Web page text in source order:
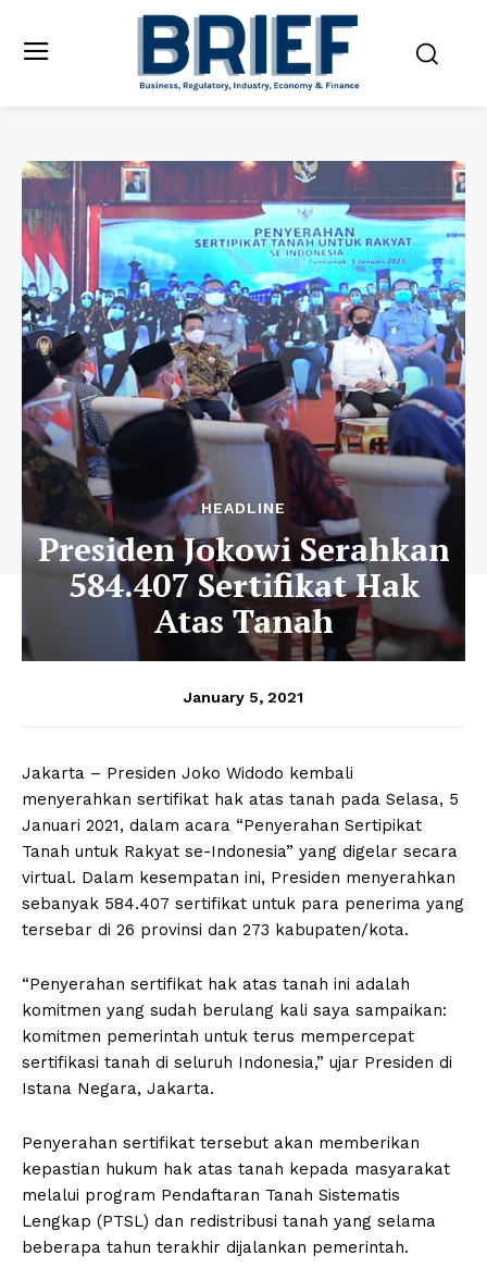
HEADLINE
Presiden Jokowi Serahkan
584.407 Sertifikat Hak
Atas Tanah
January 5, 2021
Jakarta – Presiden Joko Widodo kembali
menyerahkan sertifikat hak atas tanah pada Selasa, 5
Januari 2021, dalam acara “Penyerahan Sertipikat
Tanah untuk Rakyat se-Indonesia” yang digelar secara
virtual. Dalam kesempatan ini, Presiden menyerahkan
sebanyak 584.407 sertifikat untuk para penerima yang
tersebar di 26 provinsi dan 273 kabupaten/kota.
“Penyerahan sertifikat hak atas tanah ini adalah
komitmen yang sudah berulang kali saya sampaikan:
komitmen pemerintah untuk terus mempercepat
sertifikasi tanah di seluruh Indonesia,” ujar Presiden di
Istana Negara, Jakarta.
Penyerahan sertifikat tersebut akan memberikan
kepastian hukum hak atas tanah kepada masyarakat
melalui program Pendaftaran Tanah Sistematis
Lengkap (PTSL) dan redistribusi tanah yang selama
beberapa tahun terakhir dijalankan pemerintah.